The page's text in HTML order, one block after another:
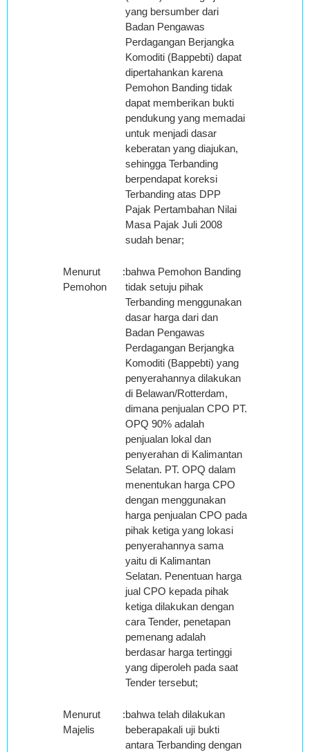
yang bersumber dari
Badan Pengawas
Perdagangan Berjangka
Komoditi (Bappebti) dapat
dipertahankan karena
Pemohon Banding tidak
dapat memberikan bukti
pendukung yang memadai
untuk menjadi dasar
keberatan yang diajukan,
sehingga Terbanding
berpendapat koreksi
Terbanding atas DPP
Pajak Pertambahan Nilai
Masa Pajak Juli 2008
sudah benar;
Menurut
Pemohon
:bahwa Pemohon Banding
tidak setuju pihak
Terbanding menggunakan
dasar harga dari dan
Badan Pengawas
Perdagangan Berjangka
Komoditi (Bappebti) yang
penyerahannya dilakukan
di Belawan/Rotterdam,
dimana penjualan CPO PT.
OPQ 90% adalah
penjualan lokal dan
penyerahan di Kalimantan
Selatan. PT. OPQ dalam
menentukan harga CPO
dengan menggunakan
harga penjualan CPO pada
pihak ketiga yang lokasi
penyerahannya sama
yaitu di Kalimantan
Selatan. Penentuan harga
jual CPO kepada pihak
ketiga dilakukan dengan
cara Tender, penetapan
pemenang adalah
berdasar harga tertinggi
yang diperoleh pada saat
Tender tersebut;
Menurut
Majelis
:bahwa telah dilakukan
beberapakali uji bukti
antara Terbanding dengan